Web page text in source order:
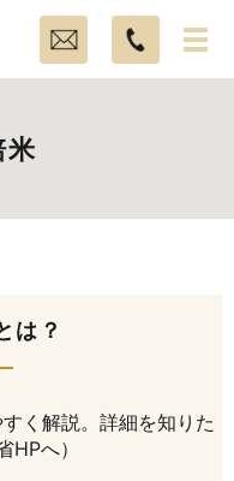
米
は？
く解説。詳細を知りた
HPへ）